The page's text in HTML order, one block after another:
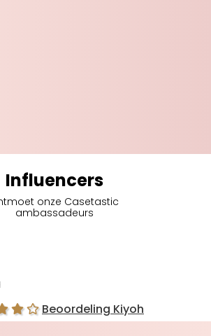
Influencers
onze Casetastic
ambassadeurs
Beoordeling Kiyoh